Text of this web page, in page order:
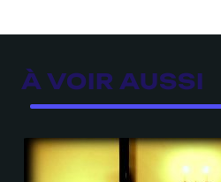
À VOIR AUSSI